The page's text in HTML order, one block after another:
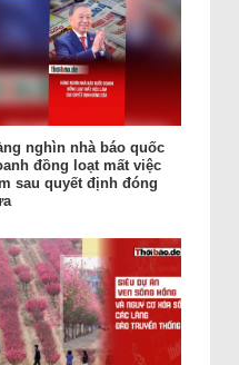
nghìn nhà báo quốc
đồng loạt mất việc
sau quyết định đóng